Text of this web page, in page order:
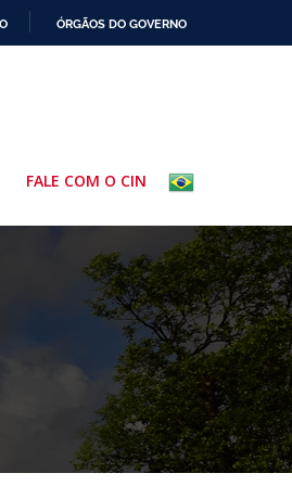
ÓRGÃOS DO GOVERNO
FALE COM O CIN